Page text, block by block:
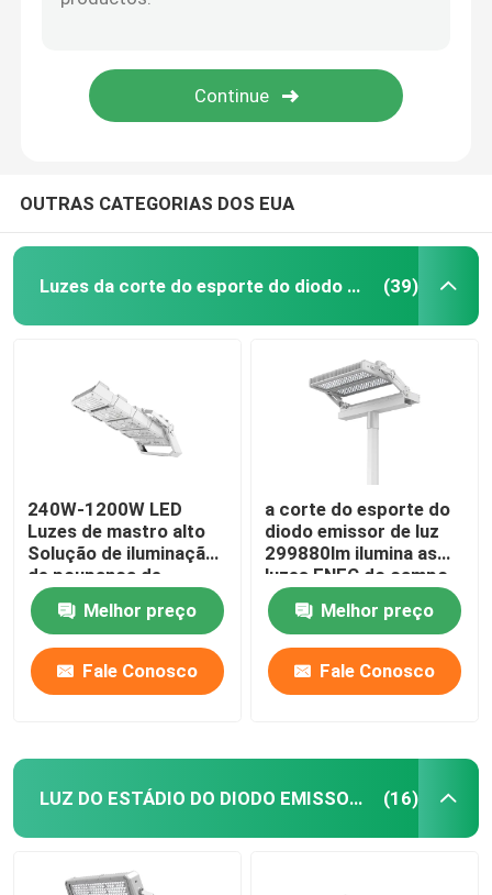
OUTRAS CATEGORIAS DOS EUA
Luzes da corte do esporte do diodo emissor de luz (39)
240W-1200W LED
Luzes de mastro alto
Solução de iluminação
de poupança de
energia
Melhor preço
Fale Conosco
a corte do esporte do
diodo emissor de luz
299880lm ilumina as
luzes ENEC do campo
de tênis do diodo
emissor de luz
Melhor preço
Fale Conosco
LUZ DO ESTÁDIO DO DIODO EMISSOR DE LUZ (16)